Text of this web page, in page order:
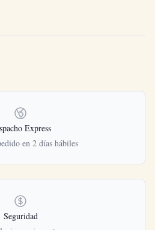
Express
en 2 días hábiles
Seguridad